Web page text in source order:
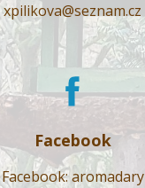
xpilikova@seznam.cz
Facebook
Facebook: aromadary